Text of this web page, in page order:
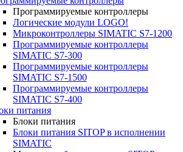
Программируемые контроллеры
Логические модули LOGO!
Микроконтроллеры SIMATIC S7-1200
Программируемые контроллеры
SIMATIC S7-300
Программируемые контроллеры
SIMATIC S7-1500
Программируемые контроллеры
SIMATIC S7-400
питания
Блоки питания
Блоки питания SITOP в исполнении
SIMATIC